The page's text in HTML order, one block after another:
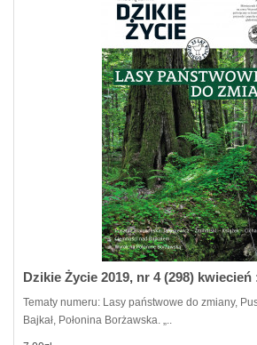
Dzikie Życie 2019, nr 4 (298) kwiecień
Tematy numeru: Lasy państwowe do zmiany,
Bajkał, Połonina Borżawska. „..